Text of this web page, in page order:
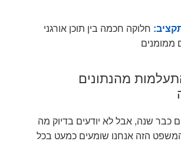
חלוקה חכמה בין תוכן אורגני
ממומנים
#2: התעלמות מהנתונים
כבר שנה, אבל לא יודעים בדיוק מה
הזה אנחנו שומעים כמעט בכל